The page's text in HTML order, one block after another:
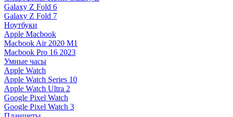
Galaxy Z Fold 6
Galaxy Z Fold 7
Ноутбуки
Apple Macbook
Macbook Air 2020 M1
Macbook Pro 16 2023
Умные часы
Apple Watch
Apple Watch Series 10
Apple Watch Ultra 2
Google Pixel Watch
Google Pixel Watch 3